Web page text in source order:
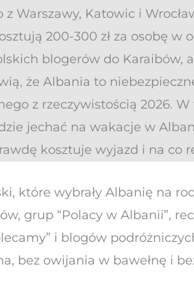
Warszawy, Katowic i
200-300 zł za osobę w
blogerów do Karaibów,
że Albania to
z rzeczywistością 2026.
jechać na wakacje w
kosztuje wyjazd i na co
które wybrały Albanię na
grup “Polacy w Albanii”,
i blogów
bez owijania w bawełnę i